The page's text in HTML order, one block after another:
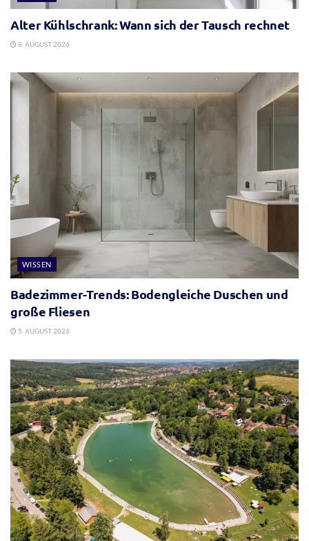
Alter Kühlschrank: Wann sich der Tausch rechnet
8. AUGUST 2026
WISSEN
Badezimmer-Trends: Bodengleiche Duschen und
große Fliesen
5. AUGUST 2026